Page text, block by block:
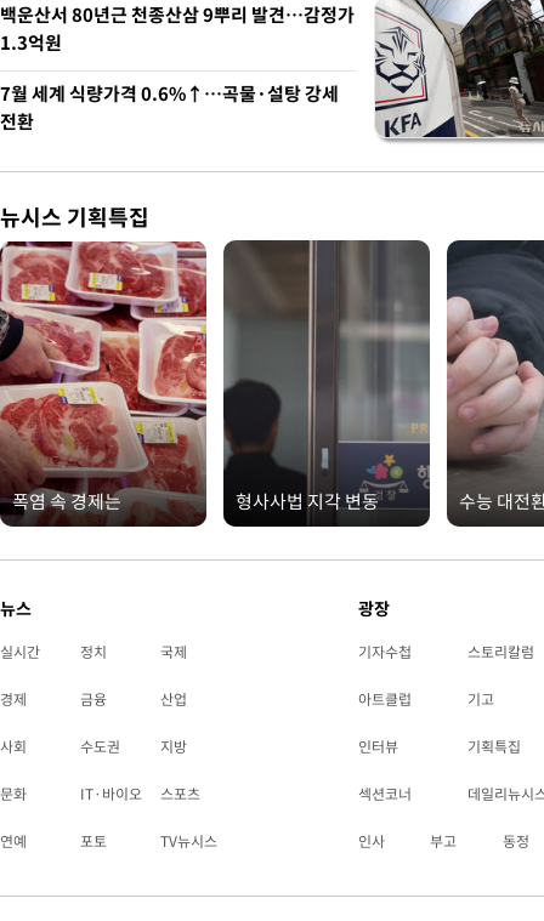
백운산서 80년근 천종산삼 9뿌리 발견…감정가
1.3억원
7월 세계 식량가격 0.6%↑…곡물·설탕 강세
전환
뉴시스 기획특집
폭염 속 경제는 형사사법 지각 변동 수능 대전
뉴스
실시간 정치 국제
경제 금융 산업
사회 수도권 지방
문화 IT·바이오 스포츠
연예 포토 TV뉴시스
광장
기자수첩 스토리칼럼
아트클럽 기고
인터뷰 기획특집
섹션코너 데일리뉴시
인사 부고 동정